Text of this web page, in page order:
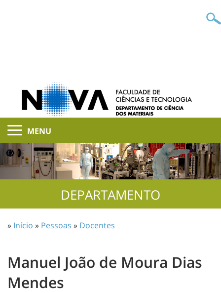
MENU
DEPARTAMENTO
» Início » Pessoas » Docentes
Manuel João de Moura Dias
Mendes